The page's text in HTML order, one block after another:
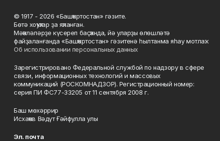
© 1917 - 2026 «Башҡортостан» гәзите.
Бөтә хоҡуҡтар ҙа яҡланған.
Мәҡәләләрҙе күсереп баҫҡанда, йә уларҙы өлөшләтә
файҙаланғанда «Башҡортостан» гәзитенә һылтанма яһау мотлаҡ.
Об использовании персональных данных
Зарегистрировано Федеральной службой по надзору в сфере
связи, информационных технологий и массовых
коммуникаций (РОСКОМНАДЗОР). Регистрационный номер:
серия ПИ ФС77-33205 от 11 сентября 2008 г.
Баш мөхәррир
Исхаҡов Вәдүт Ғәйфулла улы
Эл. почта